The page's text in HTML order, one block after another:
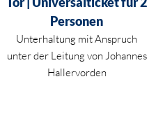
Personen
Unterhaltung mit Anspruch
unter der Leitung von Johannes
Hallervorden